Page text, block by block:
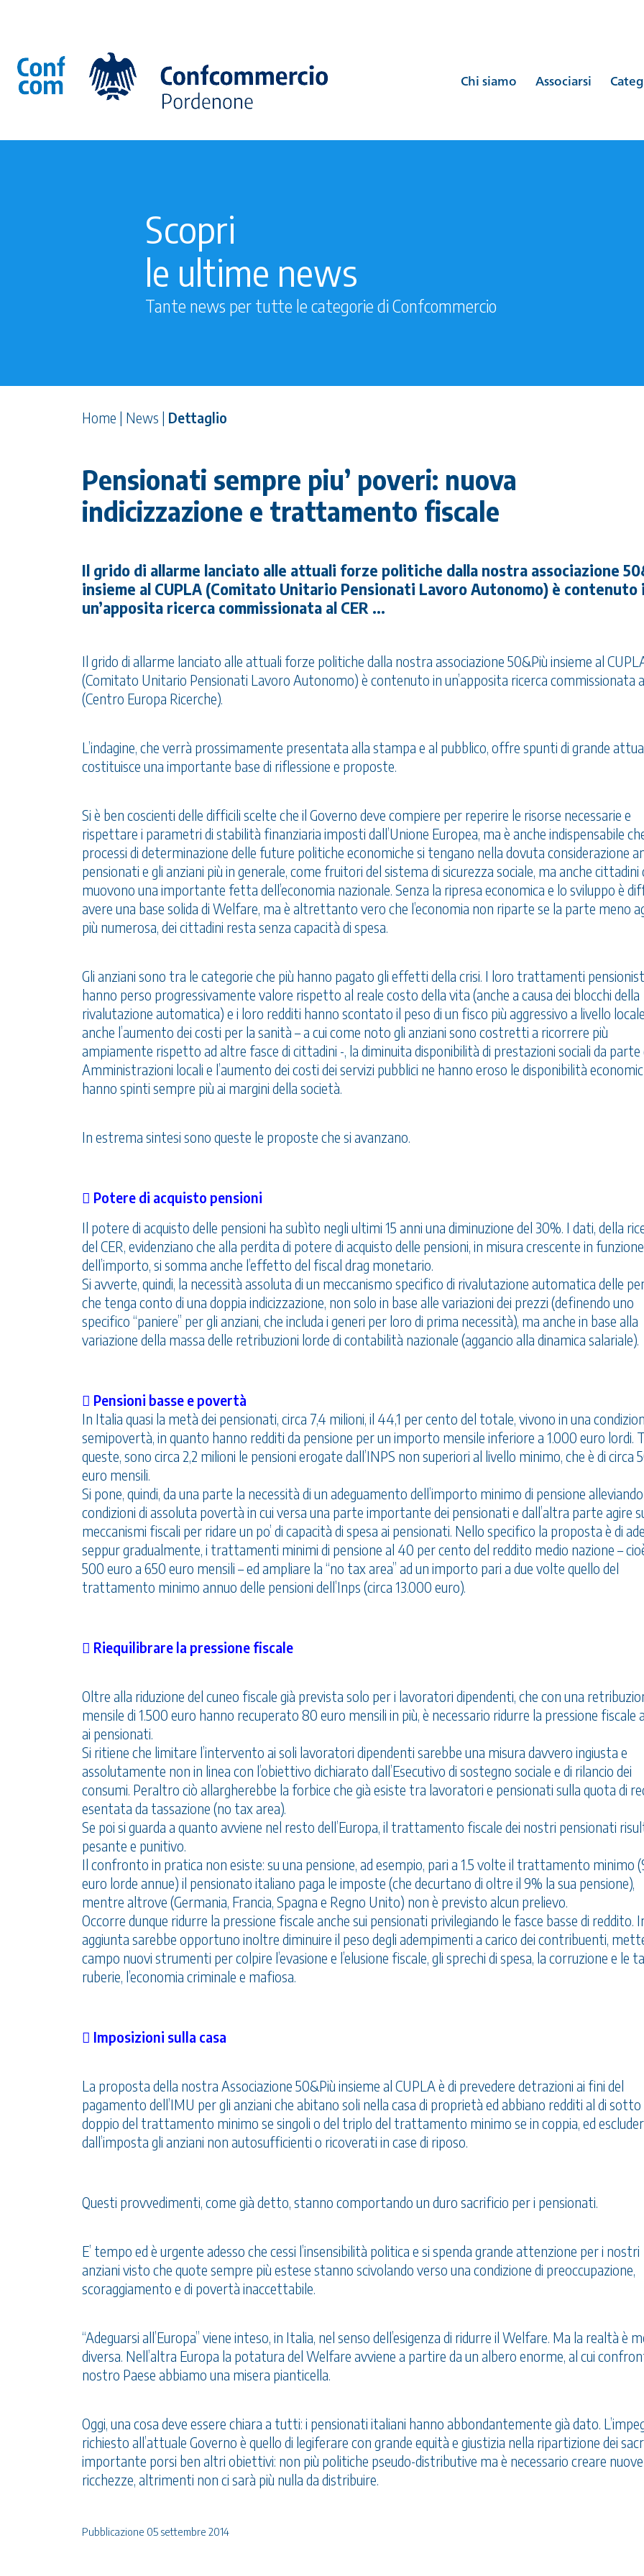
Chi siamo Associarsi
Scopri
le ultime news
Tante news per tutte le categorie di Confcommercio
Home | News | Dettaglio
Pensionati sempre piu’ poveri: nuova
indicizzazione e trattamento fiscale
Il grido di allarme lanciato alle attuali forze politiche dalla nostra associazione
insieme al CUPLA (Comitato Unitario Pensionati Lavoro Autonomo) è contenuto
un’apposita ricerca commissionata al CER ...
Il grido di allarme lanciato alle attuali forze politiche dalla nostra associazione 50&Più insieme al
(Comitato Unitario Pensionati Lavoro Autonomo) è contenuto in un’apposita ricerca commissionata
(Centro Europa Ricerche).
L’indagine, che verrà prossimamente presentata alla stampa e al pubblico, offre spunti di grande
costituisce una importante base di riflessione e proposte.
Si è ben coscienti delle difficili scelte che il Governo deve compiere per reperire le risorse necessarie e
rispettare i parametri di stabilità finanziaria imposti dall’Unione Europea, ma è anche indispensabile
processi di determinazione delle future politiche economiche si tengano nella dovuta considerazione
pensionati e gli anziani più in generale, come fruitori del sistema di sicurezza sociale, ma anche cittadini
muovono una importante fetta dell’economia nazionale. Senza la ripresa economica e lo sviluppo è
avere una base solida di Welfare, ma è altrettanto vero che l’economia non riparte se la parte meno
più numerosa, dei cittadini resta senza capacità di spesa.
Gli anziani sono tra le categorie che più hanno pagato gli effetti della crisi. I loro trattamenti
hanno perso progressivamente valore rispetto al reale costo della vita (anche a causa dei blocchi della
rivalutazione automatica) e i loro redditi hanno scontato il peso di un fisco più aggressivo a livello
anche l’aumento dei costi per la sanità – a cui come noto gli anziani sono costretti a ricorrere più
ampiamente rispetto ad altre fasce di cittadini -, la diminuita disponibilità di prestazioni sociali da parte
Amministrazioni locali e l’aumento dei costi dei servizi pubblici ne hanno eroso le disponibilità
hanno spinti sempre più ai margini della società.
In estrema sintesi sono queste le proposte che si avanzano.
 Potere di acquisto pensioni
Il potere di acquisto delle pensioni ha subìto negli ultimi 15 anni una diminuzione del 30%. I dati, della
del CER, evidenziano che alla perdita di potere di acquisto delle pensioni, in misura crescente in funzione
dell’importo, si somma anche l’effetto del fiscal drag monetario.
Si avverte, quindi, la necessità assoluta di un meccanismo specifico di rivalutazione automatica delle
che tenga conto di una doppia indicizzazione, non solo in base alle variazioni dei prezzi (definendo uno
specifico “paniere” per gli anziani, che includa i generi per loro di prima necessità), ma anche in base alla
variazione della massa delle retribuzioni lorde di contabilità nazionale (aggancio alla dinamica salariale).
 Pensioni basse e povertà
In Italia quasi la metà dei pensionati, circa 7,4 milioni, il 44,1 per cento del totale, vivono in una
semipovertà, in quanto hanno redditi da pensione per un importo mensile inferiore a 1.000 euro lordi.
queste, sono circa 2,2 milioni le pensioni erogate dall’INPS non superiori al livello minimo, che è di circa
euro mensili.
Si pone, quindi, da una parte la necessità di un adeguamento dell’importo minimo di pensione
condizioni di assoluta povertà in cui versa una parte importante dei pensionati e dall’altra parte agire
meccanismi fiscali per ridare un po’ di capacità di spesa ai pensionati. Nello specifico la proposta è di
seppur gradualmente, i trattamenti minimi di pensione al 40 per cento del reddito medio nazione –
500 euro a 650 euro mensili – ed ampliare la “no tax area” ad un importo pari a due volte quello del
trattamento minimo annuo delle pensioni dell’Inps (circa 13.000 euro).
 Riequilibrare la pressione fiscale
Oltre alla riduzione del cuneo fiscale già prevista solo per i lavoratori dipendenti, che con una
mensile di 1.500 euro hanno recuperato 80 euro mensili in più, è necessario ridurre la pressione fiscale
ai pensionati.
Si ritiene che limitare l’intervento ai soli lavoratori dipendenti sarebbe una misura davvero ingiusta e
assolutamente non in linea con l’obiettivo dichiarato dall’Esecutivo di sostegno sociale e di rilancio dei
consumi. Peraltro ciò allargherebbe la forbice che già esiste tra lavoratori e pensionati sulla quota di
esentata da tassazione (no tax area).
Se poi si guarda a quanto avviene nel resto dell’Europa, il trattamento fiscale dei nostri pensionati
pesante e punitivo.
Il confronto in pratica non esiste: su una pensione, ad esempio, pari a 1.5 volte il trattamento minimo
euro lorde annue) il pensionato italiano paga le imposte (che decurtano di oltre il 9% la sua pensione),
mentre altrove (Germania, Francia, Spagna e Regno Unito) non è previsto alcun prelievo.
Occorre dunque ridurre la pressione fiscale anche sui pensionati privilegiando le fasce basse di reddito.
aggiunta sarebbe opportuno inoltre diminuire il peso degli adempimenti a carico dei contribuenti,
campo nuovi strumenti per colpire l’evasione e l’elusione fiscale, gli sprechi di spesa, la corruzione e le
ruberie, l’economia criminale e mafiosa.
 Imposizioni sulla casa
La proposta della nostra Associazione 50&Più insieme al CUPLA è di prevedere detrazioni ai fini del
pagamento dell’IMU per gli anziani che abitano soli nella casa di proprietà ed abbiano redditi al di sotto
doppio del trattamento minimo se singoli o del triplo del trattamento minimo se in coppia, ed
dall’imposta gli anziani non autosufficienti o ricoverati in case di riposo.
Questi provvedimenti, come già detto, stanno comportando un duro sacrificio per i pensionati.
E’ tempo ed è urgente adesso che cessi l’insensibilità politica e si spenda grande attenzione per i nostri
anziani visto che quote sempre più estese stanno scivolando verso una condizione di preoccupazione,
scoraggiamento e di povertà inaccettabile.
“Adeguarsi all’Europa” viene inteso, in Italia, nel senso dell’esigenza di ridurre il Welfare. Ma la realtà è
diversa. Nell’altra Europa la potatura del Welfare avviene a partire da un albero enorme, al cui
nostro Paese abbiamo una misera pianticella.
Oggi, una cosa deve essere chiara a tutti: i pensionati italiani hanno abbondantemente già dato.
richiesto all’attuale Governo è quello di legiferare con grande equità e giustizia nella ripartizione dei
importante porsi ben altri obiettivi: non più politiche pseudo-distributive ma è necessario creare nuove
ricchezze, altrimenti non ci sarà più nulla da distribuire.
Pubblicazione 05 settembre 2014